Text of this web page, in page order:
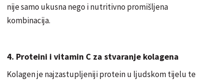
nije samo ukusna nego i nutritivno promišljena
kombinacija.
4. Proteini i vitamin C za stvaranje kolagena
Kolagen je najzastupljeniji protein u ljudskom tijelu te